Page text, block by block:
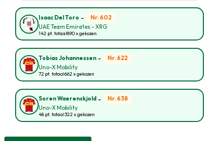
Isaac Del Toro - Nr. 602
UAE Team Emirates - XRG
142 pt. totaal890 x gekozen
Tobias Johannessen - Nr. 622
Uno-X Mobility
72 pt. totaal662 x gekozen
Soren Waerenskjold - Nr. 638
Uno-X Mobility
48 pt. totaal322 x gekozen